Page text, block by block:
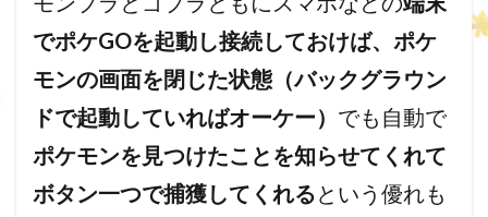
でポケGOを起動し接続しておけば、ポケ
モンの画面を閉じた状態（バックグラウン
ドで起動していればオーケー） でも自動で
ポケモンを見つけたことを知らせてくれて
ボタン一つで捕獲してくれるという優れも